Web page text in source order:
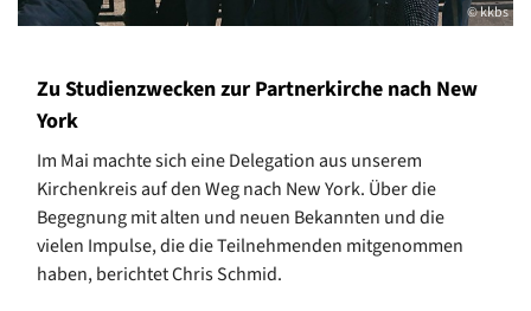
© kkbs
Zu Studienzwecken zur Partnerkirche nach New
York
Im Mai machte sich eine Delegation aus unserem
Kirchenkreis auf den Weg nach New York. Über die
Begegnung mit alten und neuen Bekannten und die
vielen Impulse, die die Teilnehmenden mitgenommen
haben, berichtet Chris Schmid.